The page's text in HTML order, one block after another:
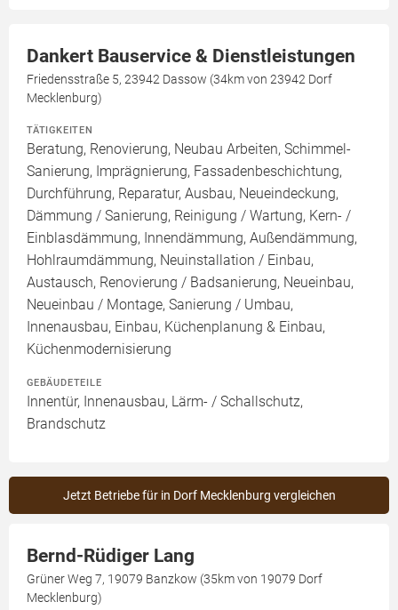
Dankert Bauservice & Dienstleistungen
Friedensstraße 5, 23942 Dassow (34km von 23942 Dorf
Mecklenburg)
TÄTIGKEITEN
Beratung, Renovierung, Neubau Arbeiten, Schimmel-
Sanierung, Imprägnierung, Fassadenbeschichtung,
Durchführung, Reparatur, Ausbau, Neueindeckung,
Dämmung / Sanierung, Reinigung / Wartung, Kern- /
Einblasdämmung, Innendämmung, Außendämmung,
Hohlraumdämmung, Neuinstallation / Einbau,
Austausch, Renovierung / Badsanierung, Neueinbau,
Neueinbau / Montage, Sanierung / Umbau,
Innenausbau, Einbau, Küchenplanung & Einbau,
Küchenmodernisierung
GEBÄUDETEILE
Innentür, Innenausbau, Lärm- / Schallschutz,
Brandschutz
Jetzt Betriebe für in Dorf Mecklenburg vergleichen
Bernd-Rüdiger Lang
Grüner Weg 7, 19079 Banzkow (35km von 19079 Dorf
Mecklenburg)